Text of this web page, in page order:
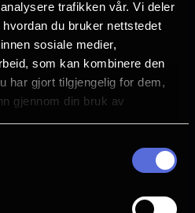
trafikken vår. Vi deler
du bruker nettstedet
sosiale medier,
som kan kombinere den
har gjort tilgjengelig for dem,
gjennom din bruk av